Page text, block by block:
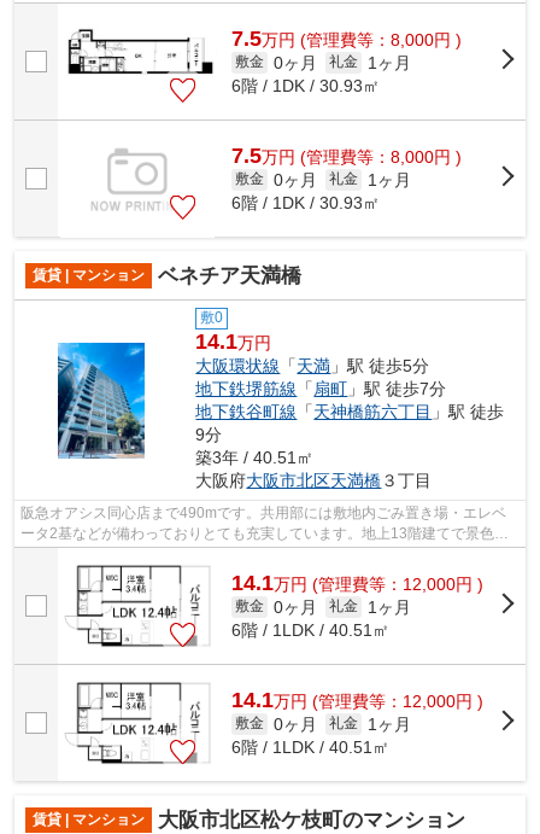
7.5万円 (管理費等：8,000円 )
敷金 0ヶ月 礼金
1ヶ月
6階 / 1DK / 30.93㎡
7.5万円 (管理費等：8,000円 )
敷金 0ヶ月 礼金
1ヶ月
6階 / 1DK / 30.93㎡
賃貸 | マンション ベネチア天満橋
敷0
14.1万円
大阪環状線 「天満 」駅 徒歩5分
地下鉄堺筋線 「 扇町 」駅 徒歩7分
地下鉄谷町線 「天神橋筋六丁目 」駅 徒歩
9分
築3年 / 40.51㎡
大阪府大阪市北区天満橋３丁目
阪急オアシス同心店まで490mです。共用部には敷地内ごみ置き場・エレベ
ータ2基などが備わっておりとても充実しています。地上13階建てで景色も
14.1万円 (管理費等：12,000円 )
敷金 0ヶ月 礼金
1ヶ月
6階 / 1LDK / 40.51㎡
14.1万円 (管理費等：12,000円 )
敷金 0ヶ月 礼金
1ヶ月
6階 / 1LDK / 40.51㎡
賃貸 | マンション 大阪市北区松ケ枝町のマンション